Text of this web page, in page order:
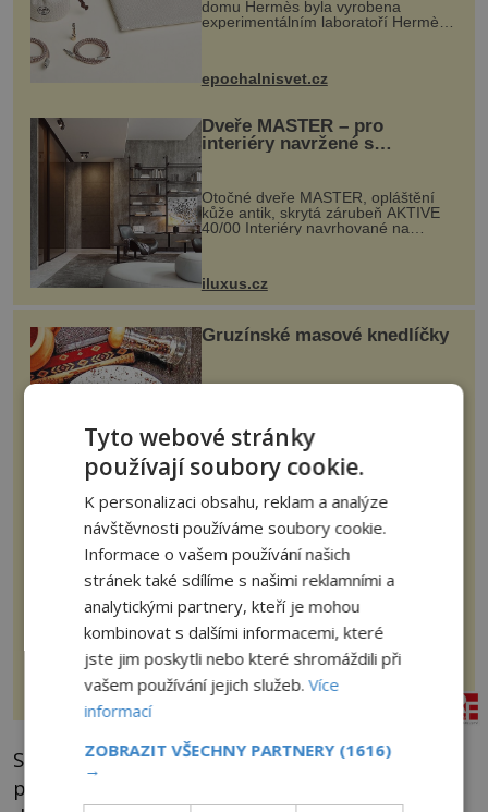
domu Hermès byla vyrobena
experimentálním laboratoří Hermès
kovový...
epochalnisvet.cz
Dveře MASTER – pro
interiéry navržené s
rozumem i vášní!
Otočné dveře MASTER, opláštění
kůže antik, skrytá zárubeň AKTIVE
40/00 Interiéry navrhované na
zakázku často vyžadují atypické
rozměry nejen nábytku, ale i
dnes umož...
iluxus.cz
Gruzínské masové knedlíčky
její kuchyně. Snoubí se v ní
evropské a asijské chutě a díky tomu
vznikají rozmanité a chuťově bohaté
pokrmy, které rozhodně st...
nejsemsama.cz
Měkké na dotek, krásné na
pohled
Koupelna patří k nejatraktivnějším
místnostem v bytě, vedle ložnice
slouží jako místo pro relaxaci a
odpočinek. Koupelnový textil –
ručníky, osušky a koberečky –
mohou jako mávnutím kouzelného
rezidenceonline.cz
Spielberg se mohl domnívat, že točí fiktivní
příběh žánru sc-fi. Někdo kompetentní v NASA
Tyto webové stránky
používají soubory cookie.
K personalizaci obsahu, reklam a analýze
návštěvnosti používáme soubory cookie.
Informace o vašem používání našich
stránek také sdílíme s našimi reklamními a
analytickými partnery, kteří je mohou
kombinovat s dalšími informacemi, které
jste jim poskytli nebo které shromáždili při
vašem používání jejich služeb.Více
informací
ZOBRAZIT VŠECHNY PARTNERY (1616)
→